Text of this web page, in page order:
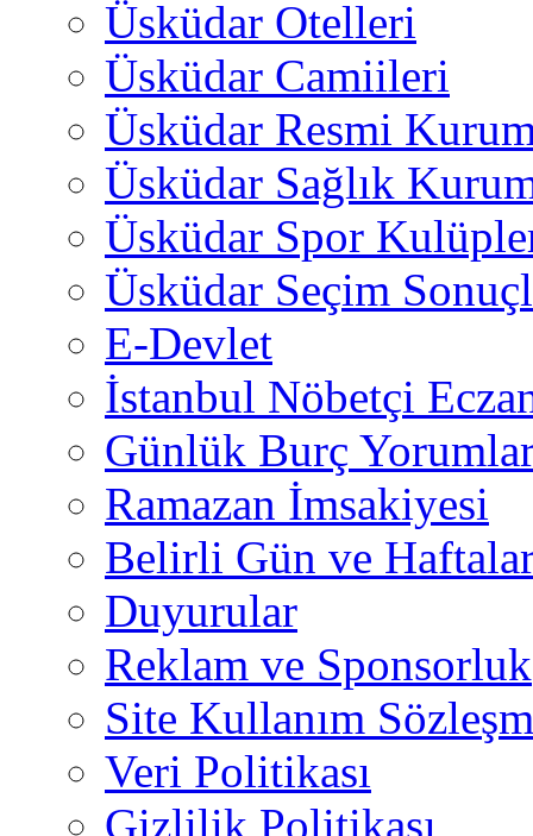
Üsküdar Otelleri
Üsküdar Camiileri
Üsküdar Resmi
Üsküdar Sağlık
Üsküdar Spor
Üsküdar Seçim
E-Devlet
İstanbul Nöbetçi
Günlük Burç
Ramazan İmsakiyesi
Belirli Gün ve
Duyurular
Reklam ve Sponsorluk
Site Kullanım
Veri Politikası
Gizlilik Politikası